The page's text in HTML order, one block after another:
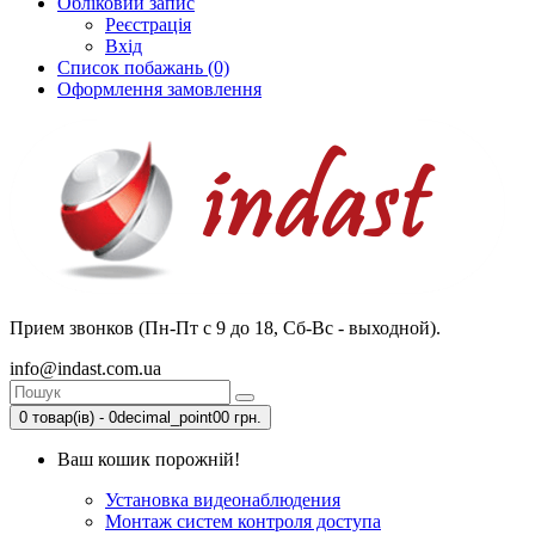
Реєстрація
Вхід
Список побажань (0)
Оформлення замовлення
Прием звонков (Пн-Пт с 9 до 18, Сб-Вс - выходной).
info@indast.com.ua
0 товар(ів) - 0decimal_point00 грн.
Ваш кошик порожній!
Установка видеонаблюдения
Монтаж систем контроля доступа